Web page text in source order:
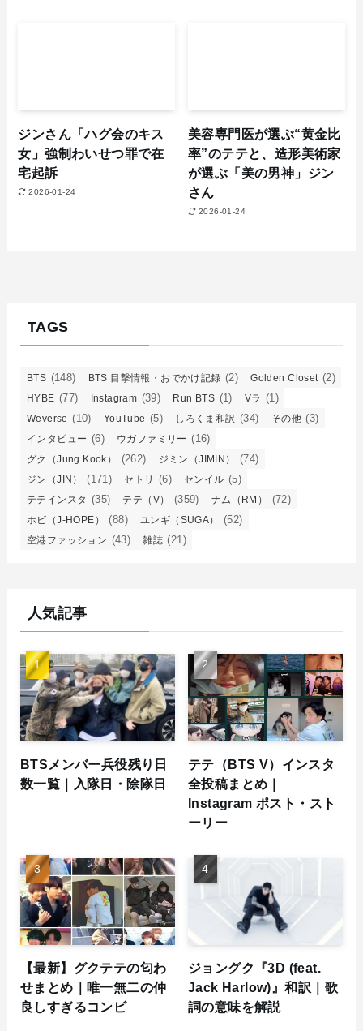
ジンさん「ハグ会のキス
女」強制わいせつ罪で在
宅起訴
2026-01-24
美容専門医が選ぶ“黄金比
率”のテテと、造形美術家
が選ぶ「美の男神」ジン
さん
2026-01-24
TAGS
BTS (148) BTS 目撃情報・おでかけ記録 (2) Golden Closet (2)
HYBE (77) Instagram (39) Run BTS (1) Vラ (1)
Weverse (10) YouTube (5) しろくま和訳 (34) その他 (3)
インタビュー (6) ウガファミリー (16)
グク（Jung Kook） (262) ジミン（JIMIN） (74)
ジン（JIN） (171) セトリ (6) センイル (5)
テテインスタ (35) テテ（V） (359) ナム（RM） (72)
ホビ（J-HOPE） (88) ユンギ（SUGA） (52)
空港ファッション (43) 雑誌 (21)
人気記事
BTSメンバー兵役残り日
数一覧｜入隊日・除隊日
テテ（BTS V）インスタ
全投稿まとめ｜
Instagram ポスト・スト
ーリー
【最新】グクテテの匂わ
せまとめ｜唯一無二の仲
良しすぎるコンビ
ジョングク『3D (feat.
Jack Harlow)』和訳｜歌
詞の意味を解説